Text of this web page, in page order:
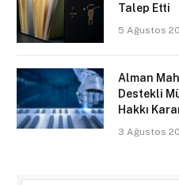
Talep Etti
5 Ağustos
Alman
Destekli
Hakkı
3 Ağustos